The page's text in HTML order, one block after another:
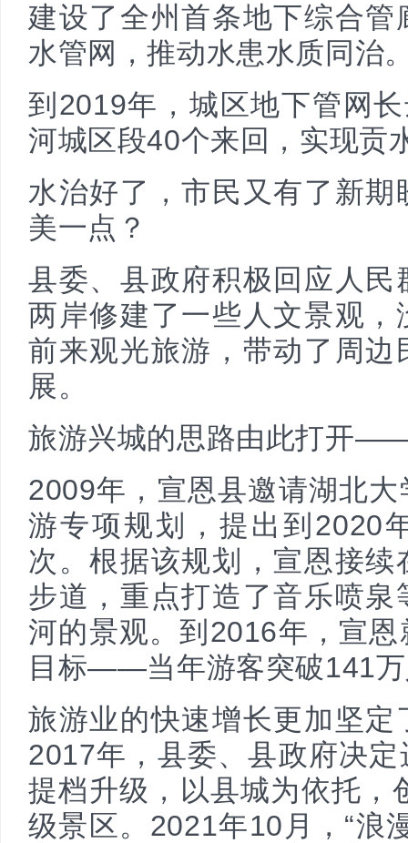
建设了全州首条地下综合
水管网，推动水患水质同治
到2019年，城区地下管网
河城区段40个来回，实现贡
水治好了，市民又有了新
美一点？
县委、县政府积极回应人
两岸修建了一些人文景观
前来观光旅游，带动了周
展。
旅游兴城的思路由此打开
2009年，宣恩县邀请湖北
游专项规划，提出到2020
次。根据该规划，宣恩接
步道，重点打造了音乐喷
河的景观。到2016年，宣
目标——当年游客突破141
旅游业的快速增长更加坚
2017年，县委、县政府决
提档升级，以县城为依托，
级景区。2021年10月，“浪